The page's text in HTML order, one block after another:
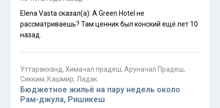
Elena Vasta сказал(а): А Green Hotel не
рассматриваешь? Там ценник был конский ещё лет 10
назад.
Уттаракханд, Химачал прадеш, Аруначал Прадеш,
Сикким, Кашмир, Ладак
Бюджетное жильё на пару недель около
Рам-джула, Ришикеш